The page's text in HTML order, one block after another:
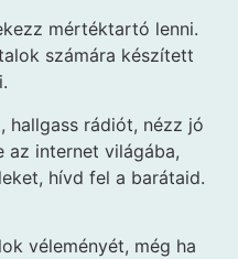
mértéktartó lenni.
számára készített
hallgass rádiót, nézz jó
az internet világába,
hívd fel a barátaid.
véleményét, még ha